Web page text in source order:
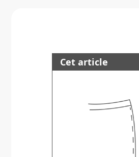
Cet article